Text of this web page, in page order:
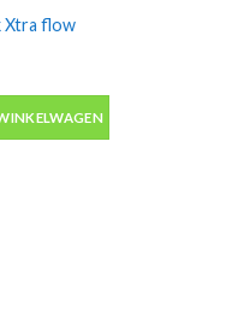
Xtra flow